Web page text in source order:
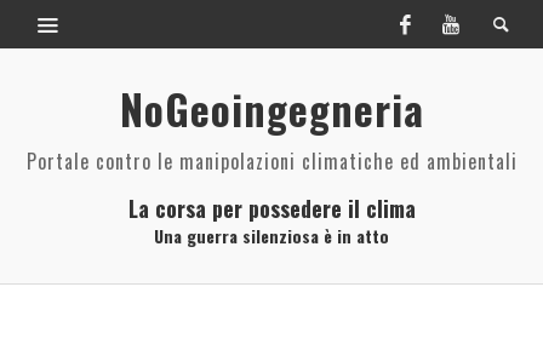
NoGeoingegneria
Portale contro le manipolazioni climatiche ed ambientali
La corsa per possedere il clima
Una guerra silenziosa è in atto